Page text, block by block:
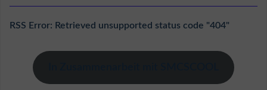
RSS Error: Retrieved unsupported status code "404"